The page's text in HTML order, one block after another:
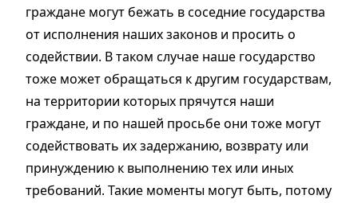
граждане могут бежать в соседние государства
от исполнения наших законов и просить о
содействии. В таком случае наше государство
тоже может обращаться к другим государствам,
на территории которых прячутся наши
граждане, и по нашей просьбе они тоже могут
содействовать их задержанию, возврату или
принуждению к выполнению тех или иных
требований. Такие моменты могут быть, потому